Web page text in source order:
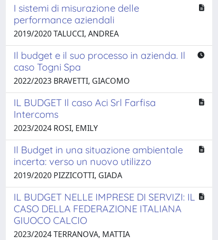
I sistemi di misurazione delle
performance aziendali
2019/2020 TALUCCI, ANDREA
Il budget e il suo processo in azienda. Il
caso Togni Spa
2022/2023 BRAVETTI, GIACOMO
IL BUDGET Il caso Aci Srl Farfisa
Intercoms
2023/2024 ROSI, EMILY
Il Budget in una situazione ambientale
incerta: verso un nuovo utilizzo
2019/2020 PIZZICOTTI, GIADA
IL BUDGET NELLE IMPRESE DI SERVIZI: IL
CASO DELLA FEDERAZIONE ITALIANA
GIUOCO CALCIO
2023/2024 TERRANOVA, MATTIA